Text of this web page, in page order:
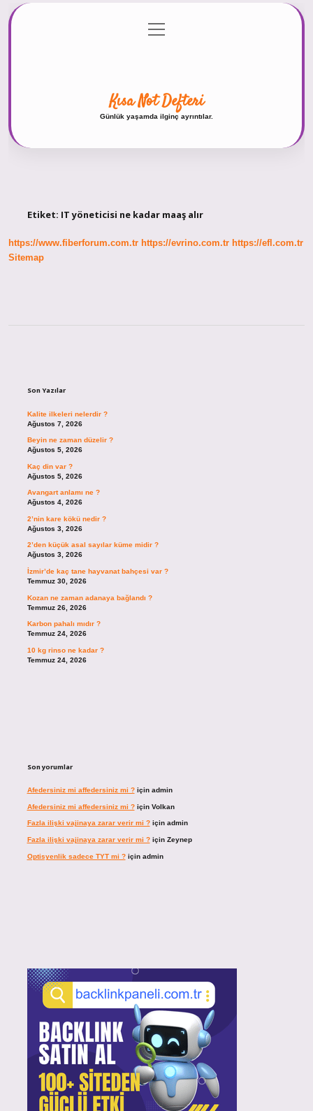
Gizlilik Politikası
menüyü
aç
Kısa Not Defteri
Günlük yaşamda ilginç ayrıntılar.
Etiket: IT yöneticisi ne kadar maaş alır
https://www.fiberforum.com.tr https://evrino.com.tr https://efl.com.tr
Sitemap
Son Yazılar
Kalite ilkeleri nelerdir ?
Ağustos 7, 2026
Beyin ne zaman düzelir ?
Ağustos 5, 2026
Kaç din var ?
Ağustos 5, 2026
Avangart anlamı ne ?
Ağustos 4, 2026
2’nin kare kökü nedir ?
Ağustos 3, 2026
2’den küçük asal sayılar küme midir ?
Ağustos 3, 2026
İzmir’de kaç tane hayvanat bahçesi var ?
Temmuz 30, 2026
Kozan ne zaman adanaya bağlandı ?
Temmuz 26, 2026
Karbon pahalı mıdır ?
Temmuz 24, 2026
10 kg rinso ne kadar ?
Temmuz 24, 2026
Son yorumlar
Afedersiniz mi affedersiniz mi ?için admin
Afedersiniz mi affedersiniz mi ?için Volkan
Fazla ilişki vajinaya zarar verir mi ?için admin
Fazla ilişki vajinaya zarar verir mi ?için Zeynep
Optisyenlik sadece TYT mi ?için admin